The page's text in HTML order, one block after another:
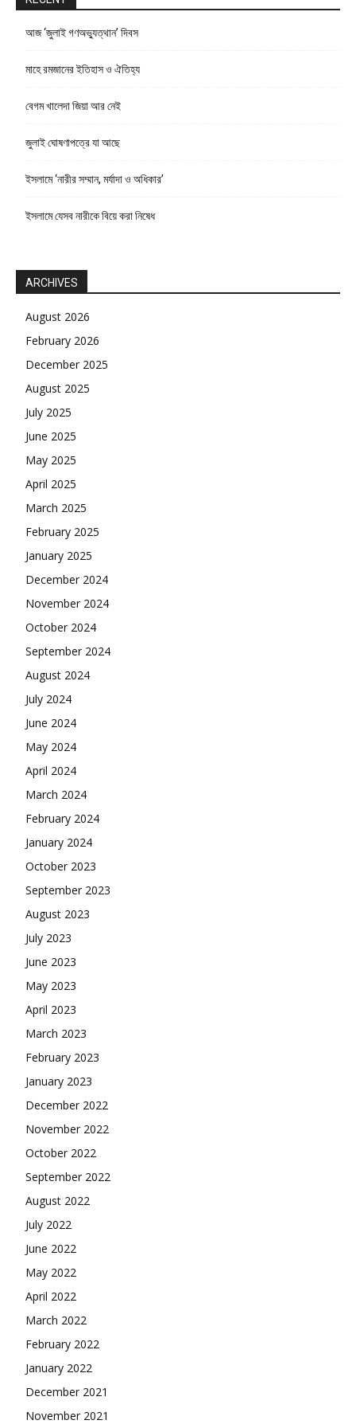
আজ ‘জুলাই গণঅভ্যুত্থান’ দিবস
মাহে রমজানের ইতিহাস ও ঐতিহ্য
বেগম খালেদা জিয়া আর নেই
জুলাই ঘোষণাপত্রে যা আছে
ইসলামে ‘নারীর সম্মান, মর্যাদা ও অধিকার’
ইসলামে যেসব নারীকে বিয়ে করা নিষেধ
ARCHIVES
August 2026
February 2026
December 2025
August 2025
July 2025
June 2025
May 2025
April 2025
March 2025
February 2025
January 2025
December 2024
November 2024
October 2024
September 2024
August 2024
July 2024
June 2024
May 2024
April 2024
March 2024
February 2024
January 2024
October 2023
September 2023
August 2023
July 2023
June 2023
May 2023
April 2023
March 2023
February 2023
January 2023
December 2022
November 2022
October 2022
September 2022
August 2022
July 2022
June 2022
May 2022
April 2022
March 2022
February 2022
January 2022
December 2021
November 2021